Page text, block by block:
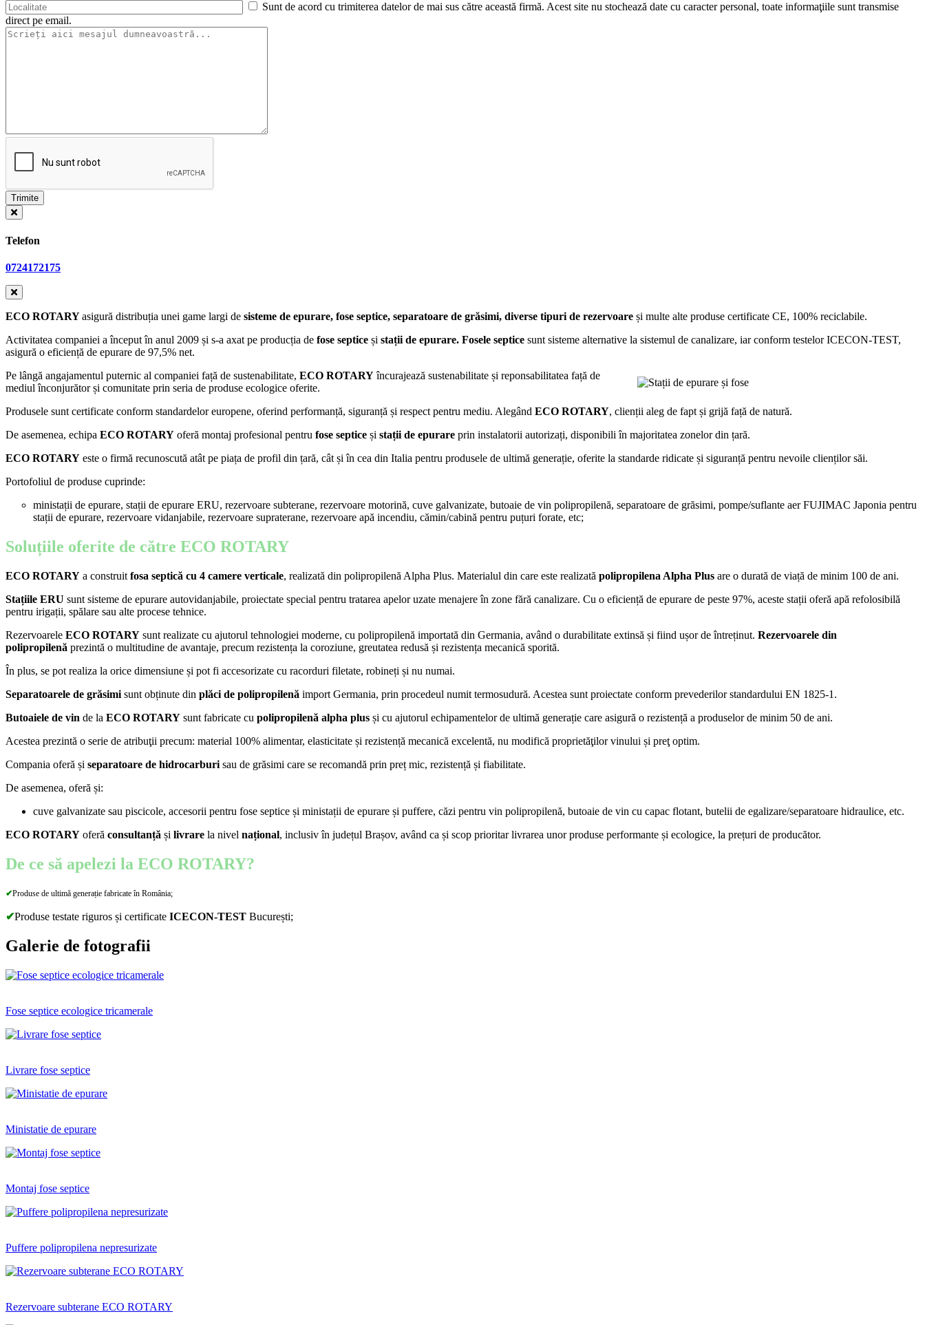
Sunt de acord cu trimiterea datelor de mai sus către această firmă. Acest site nu stochează date cu caracter personal, toate informaţiile sunt transmise
direct pe email.
Telefon
0724172175
ECO ROTARYasigură distribuția unei game largi de sisteme de epurare, fose septice, separatoare de grăsimi, diverse tipuri de rezervoare și multe alte produse certificate CE, 100% reciclabile.
Activitatea companiei a început în anul 2009 și s-a axat pe producția de fose septice și stații de epurare. Fosele septice sunt sisteme alternative la sistemul de canalizare, iar conform testelor ICECON-TEST,
asigură o eficiență de epurare de 97,5% net.
Pe lângă angajamentul puternic al companiei față de sustenabilitate, ECO ROTARYîncurajează sustenabilitate și reponsabilitatea față de
mediul înconjurător și comunitate prin seria de produse ecologice oferite.
Produsele sunt certificate conform standardelor europene, oferind performanță, siguranță și respect pentru mediu. Alegând ECO ROTARY, clienții aleg de fapt și grijă față de natură.
De asemenea, echipa ECO ROTARY oferă montaj profesional pentru fose septice și stații de epurare prin instalatorii autorizați, disponibili în majoritatea zonelor din țară.
ECO ROTARY este o firmă recunoscută atât pe piața de profil din țară, cât și în cea din Italia pentru produsele de ultimă generație, oferite la standarde ridicate și siguranță pentru nevoile clienților săi.
Portofoliul de produse cuprinde:
ministații de epurare, stații de epurare ERU, rezervoare subterane, rezervoare motorină, cuve galvanizate, butoaie de vin polipropilenă, separatoare de grăsimi, pompe/suflante aer FUJIMAC Japonia pentru
stații de epurare, rezervoare vidanjabile, rezervoare supraterane, rezervoare apă incendiu, cămin/cabină pentru puțuri forate, etc;
Soluțiile oferite de către ECO ROTARY
ECO ROTARY a construit fosa septică cu 4 camere verticale, realizată din polipropilenă Alpha Plus. Materialul din care este realizată polipropilena Alpha Plus are o durată de viață de minim 100 de ani.
Stațiile ERU sunt sisteme de epurare autovidanjabile, proiectate special pentru tratarea apelor uzate menajere în zone fără canalizare. Cu o eficiență de epurare de peste 97%, aceste stații oferă apă refolosibilă
pentru irigații, spălare sau alte procese tehnice.
Rezervoarele ECO ROTARY sunt realizate cu ajutorul tehnologiei moderne, cu polipropilenă importată din Germania, având o durabilitate extinsă și fiind ușor de întreținut. Rezervoarele din
polipropilenă prezintă o multitudine de avantaje, precum rezistența la coroziune, greutatea redusă și rezistența mecanică sporită.
În plus, se pot realiza la orice dimensiune și pot fi accesorizate cu racorduri filetate, robineți și nu numai.
Separatoarele de grăsimi sunt obținute din plăci de polipropilenă import Germania, prin procedeul numit termosudură. Acestea sunt proiectate conform prevederilor standardului EN 1825-1.
Butoaiele de vin de la ECO ROTARY sunt fabricate cu polipropilenă alpha plus și cu ajutorul echipamentelor de ultimă generație care asigură o rezistență a produselor de minim 50 de ani.
Acestea prezintă o serie de atribuţii precum: material 100% alimentar, elasticitate și rezistență mecanică excelentă, nu modifică proprietăţilor vinului și preţ optim.
Compania oferă și separatoare de hidrocarburi sau de grăsimi care se recomandă prin preț mic, rezistență și fiabilitate.
De asemenea, oferă și:
cuve galvanizate sau piscicole, accesorii pentru fose septice și ministații de epurare și puffere, căzi pentru vin polipropilenă, butoaie de vin cu capac flotant, butelii de egalizare/separatoare hidraulice, etc.
ECO ROTARY oferă consultanță și livrare la nivel național, inclusiv în județul Brașov, având ca și scop prioritar livrarea unor produse performante și ecologice, la prețuri de producător.
De ce să apelezi la ECO ROTARY?
✔Produse de ultimă generație fabricate în România;
✔Produse testate riguros și certificate ICECON-TEST București;
Galerie de fotografii
Fose septice ecologice tricamerale
Livrare fose septice
Ministatie de epurare
Montaj fose septice
Puffere polipropilena nepresurizate
Rezervoare subterane ECO ROTARY